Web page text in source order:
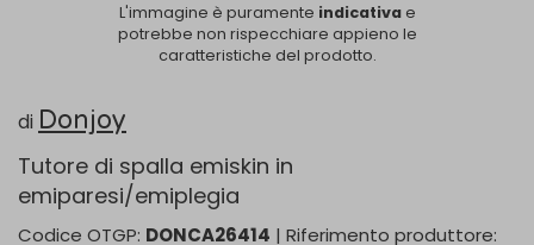
L'immagine è puramente indicativae
potrebbe non rispecchiare appieno le
caratteristiche del prodotto.
di Donjoy
Tutore di spalla emiskin in
emiparesi/emiplegia
Codice OTGP: DONCA26414 | Riferimento produttore: